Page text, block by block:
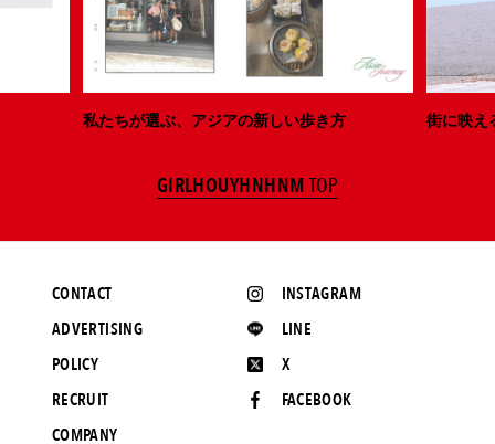
私たちが選ぶ、アジアの新しい歩き方 街に映え
GIRLHOUYHNHNM TOP
INSTAGRAM
LINE
X
FACEBOOK
CONTACT
ADVERTISING
POLICY
RECRUIT
COMPANY